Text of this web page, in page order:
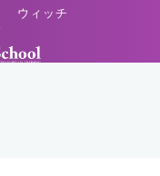
ウィッチ